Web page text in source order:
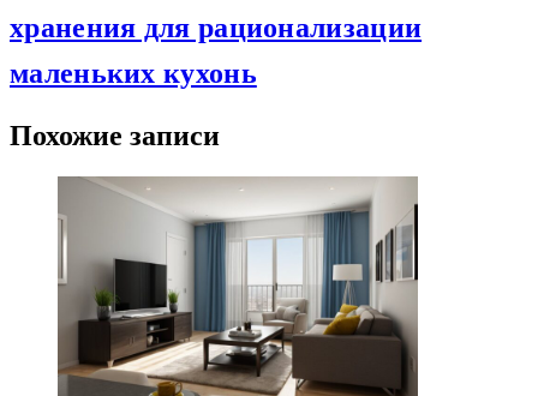
хранения для рационализации
маленьких кухонь
Похожие записи